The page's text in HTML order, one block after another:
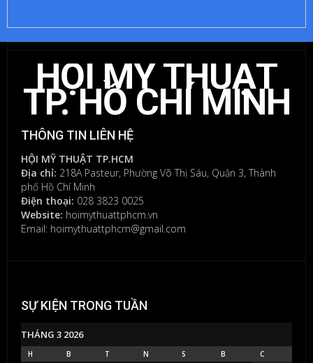
LUẬN
Bạn
phải
đăng
để
gửi
bình
luận.
HỘI MỸ THUẬT
TP. HỒ CHÍ MINH
THÔNG TIN LIÊN HỆ
HỘI MỸ THUẬT TP.HCM
Địa chỉ: 218A Pasteur, Phường Võ Thị Sáu, Quận 3, Thành
phố Hồ Chí Minh
Điện thoại: 028 3823 0025
Website: hoimythuattphcm.vn
Email: hoimythuattphcm@gmail.com
SỰ KIỆN TRONG TUẦN
THÁNG 3 2026
H B T N S B C